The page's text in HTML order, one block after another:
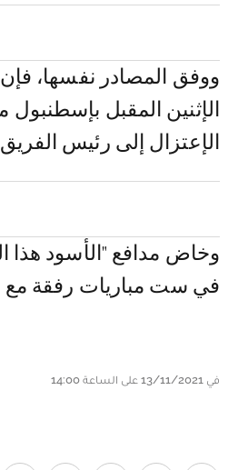
ووفق المصادر نفسها،
الإثنين المقبل
الإعتزال إلى رئيس
في ست مباريات رفقة مع
في 13/11/2021 على الساعة 14:00